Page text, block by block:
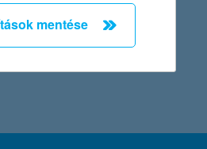
utolsó →
mentése